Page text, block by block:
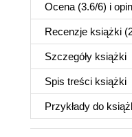
Ocena (3.6/6) i
Recenzje książki
Szczegóły książki
Spis treści książki
Przykłady do